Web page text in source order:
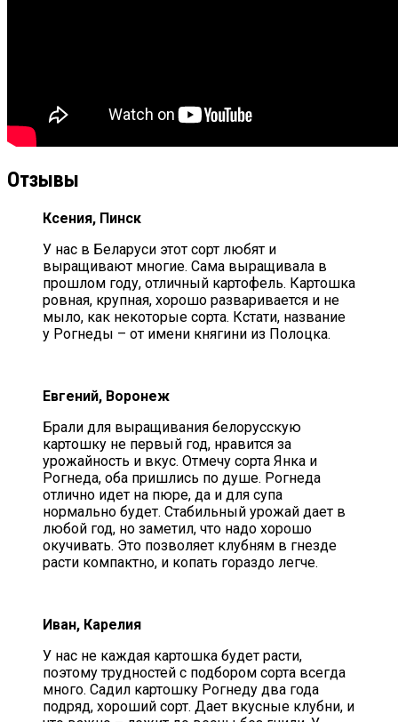
Отзывы
Ксения, Пинск
У нас в Беларуси этот сорт любят и
выращивают многие. Сама выращивала в
прошлом году, отличный картофель. Картошка
ровная, крупная, хорошо разваривается и не
мыло, как некоторые сорта. Кстати, название
у Рогнеды – от имени княгини из Полоцка.
Евгений, Воронеж
Брали для выращивания белорусскую
картошку не первый год, нравится за
урожайность и вкус. Отмечу сорта Янка и
Рогнеда, оба пришлись по душе. Рогнеда
отлично идет на пюре, да и для супа
нормально будет. Стабильный урожай дает в
любой год, но заметил, что надо хорошо
окучивать. Это позволяет клубням в гнезде
расти компактно, и копать гораздо легче.
Иван, Карелия
У нас не каждая картошка будет расти,
поэтому трудностей с подбором сорта всегда
много. Садил картошку Рогнеду два года
подряд, хороший сорт. Дает вкусные клубни, и